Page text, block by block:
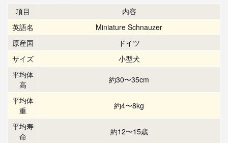
項目
内容
英語名
Miniature Schnauzer
原産国
ドイツ
サイズ
小型犬
平均体
高
約30〜35cm
平均体
重
約4〜8kg
平均寿
命
約12〜15歳